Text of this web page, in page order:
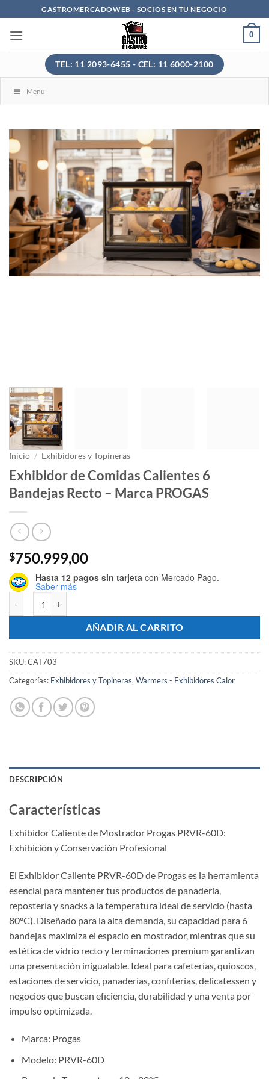
al
contenido
GASTROMERCADOWEB - SOCIOS EN TU NEGOCIO
0
TEL: 11 2093-6455 - CEL: 11 6000-2100
Menu
Inicio / Exhibidores y Topineras
Exhibidor de Comidas Calientes 6
Bandejas Recto – Marca PROGAS
$750.999,00
Hasta 12 pagos sin tarjeta con Mercado Pago.
Saber más
AÑADIR AL CARRITO
SKU:CAT703
Categorías: Exhibidores y Topineras, Warmers - Exhibidores Calor
DESCRIPCIÓN
Características
Exhibidor Caliente de Mostrador Progas PRVR-60D:
Exhibición y Conservación Profesional
El Exhibidor Caliente PRVR-60D de Progas es la herramienta
esencial para mantener tus productos de panadería,
repostería y snacks a la temperatura ideal de servicio (hasta
80°C). Diseñado para la alta demanda, su capacidad para 6
bandejas maximiza el espacio en mostrador, mientras que su
estética de vidrio recto y terminaciones premium garantizan
una presentación inigualable. Ideal para cafeterías, quioscos,
estaciones de servicio, panaderías, confiterías, delicatessen y
negocios que buscan eficiencia, durabilidad y una venta por
impulso optimizada.
Marca: Progas
Modelo: PRVR-60D